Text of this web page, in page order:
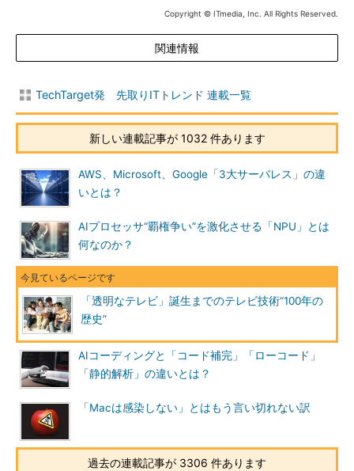
Copyright © ITmedia, Inc. All Rights Reserved.
関連情報
TechTarget発 先取りITトレンド 連載一覧
新しい連載記事が 1032 件あります
AWS、Microsoft、Google「3大サーバレス」の違
いとは？
AIプロセッサ“覇権争い”を激化させる「NPU」とは
何なのか？
「透明なテレビ」誕生までのテレビ技術“100年の
歴史”
AIコーディングと「コード補完」「ローコード」
「静的解析」の違いとは？
「Macは感染しない」とはもう言い切れない訳
過去の連載記事が 3306 件あります